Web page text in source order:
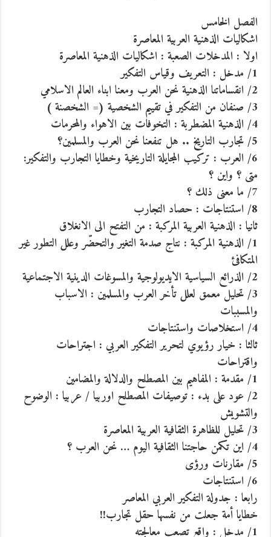
الفصل الخامس
اشكاليات الذهنية العربية المعاصرة
اولا : المدخلات الصعبة : اشكاليات الذهنية المعاصرة
1/ مدخل : التعريف وقياس التفكير
2/ انقساماتنا الذهنية نحن العرب ومعنا ابناء العالم الاسلامي
3/ صنفان من التفكير في تقييم الشخصية (= الشخصنة )
4/ الذهنية المضطربة : التخوفات بين الاهواء والمحرمات
5/ تجارب التاريخ .. هل تنفعنا نحن العرب والمسلمين؟
6/ العرب : تركيب المجايلة التاريخية وخطايا التجارب والتفكير:
متى ؟ واين ؟
7/ ما معنى ذلك ؟
8/ استنتاجات : حصاد التجارب
ثانيا : الذهنية العربية المركبة : من التفتح الى الانغلاق
1/ الذهنية المركبة : نتاج صدمة التغير والتحضّر وعلل التطور غير
المتكافئ
2/ الذرائع السياسية الايديولوجية والمسوغات الدينية الاجتماعية
3/ تحليل معمق لعلل تأخر العرب والمسلمين : الاسباب
والمسببات
4/ استخلاصات واستنتاجات
ثالثا : خيار رؤيوي لتحرير التفكير العربي : اجتراحات
واقتراحات
1/ مقدمة : المفاهيم بين المصطلح والدلالة والمضامين
2/ عود على بدء : توصيفات المصطلح اوربيا / عربيا : الوضوح
والتشويش
3/ تحليل للظاهرة الثقافية العربية المعاصرة
4/ اين تكمن حاجتنا الثقافية اليوم … نحن العرب ؟
5/ مقارنات ورؤى
6/ استنتاجات
رابعا : جدولة التفكير العربي المعاصر
خطايا أمة جعلت من نفسها حقل تجارب!!
1/ مدخل : واقع تصعب معالجته